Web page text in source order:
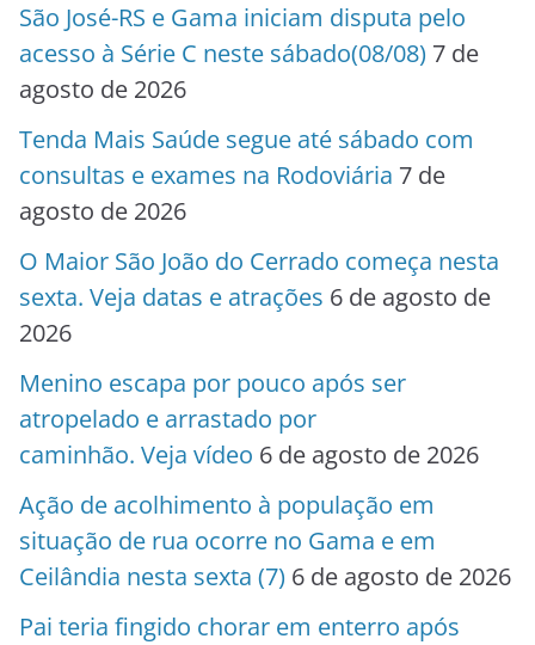
São José-RS e Gama iniciam disputa pelo
acesso à Série C neste sábado(08/08) 7 de
agosto de 2026
Tenda Mais Saúde segue até sábado com
consultas e exames na Rodoviária 7 de
agosto de 2026
O Maior São João do Cerrado começa nesta
sexta. Veja datas e atrações 6 de agosto de
2026
Menino escapa por pouco após ser
atropelado e arrastado por
caminhão. Veja vídeo 6 de agosto de 2026
Ação de acolhimento à população em
situação de rua ocorre no Gama e em
Ceilândia nesta sexta (7) 6 de agosto de 2026
Pai teria fingido chorar em enterro após